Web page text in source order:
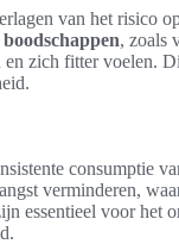
van het risico
boodschappen, zoals
zich fitter voelen.
consumptie
verminderen,
essentieel voor het